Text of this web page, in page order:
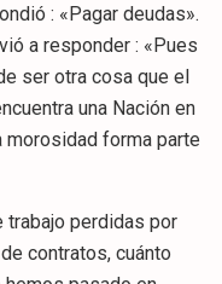
: «Pagar deudas».
a responder : «Pues
ser otra cosa que el
una Nación en
morosidad forma parte
trabajo perdidas por
contratos, cuánto